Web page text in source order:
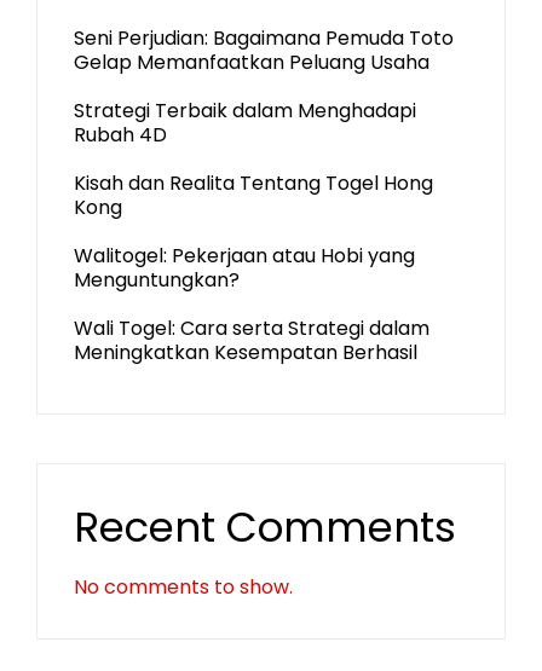
Seni Perjudian: Bagaimana Pemuda Toto
Gelap Memanfaatkan Peluang Usaha
Strategi Terbaik dalam Menghadapi
Rubah 4D
Kisah dan Realita Tentang Togel Hong
Kong
Walitogel: Pekerjaan atau Hobi yang
Menguntungkan?
Wali Togel: Cara serta Strategi dalam
Meningkatkan Kesempatan Berhasil
Recent Comments
No comments to show.